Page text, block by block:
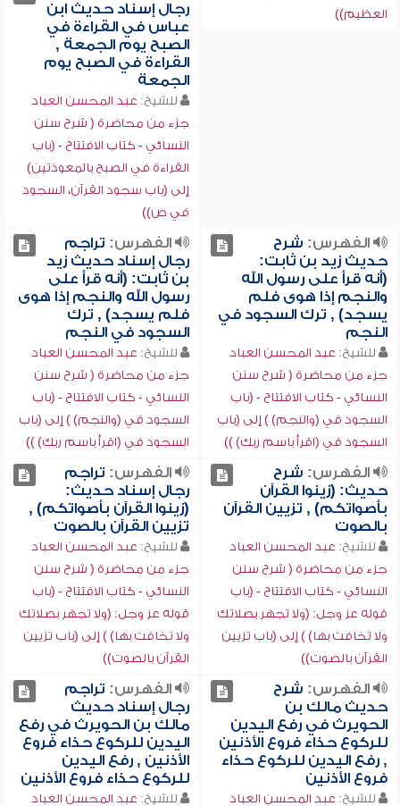
العظيم))
رجال إسناد حديث ابن
عباس في القراءة في
الصبح يوم الجمعة ,
القراءة في الصبح يوم
الجمعة
للشيخ: عبد المحسن العباد
جزء من محاضرة ( شرح سنن
النسائي - كتاب الافتتاح - (باب
القراءة في الصبح بالمعوذتين)
إلى (باب سجود القرآن، السجود
في ص))
الفهرس: شرح
حديث زيد بن ثابت:
(أنه قرأ على رسول الله
والنجم إذا هوى فلم
يسجد) , ترك السجود في
النجم
للشيخ: عبد المحسن العباد
جزء من محاضرة ( شرح سنن
النسائي - كتاب الافتتاح - (باب
السجود في (والنجم) ) إلى (باب
السجود في (اقرأ باسم ربك) ))
الفهرس: تراجم
رجال إسناد حديث زيد
بن ثابت: (أنه قرأ على
رسول الله والنجم إذا هوى
فلم يسجد) , ترك
السجود في النجم
للشيخ: عبد المحسن العباد
جزء من محاضرة ( شرح سنن
النسائي - كتاب الافتتاح - (باب
السجود في (والنجم) ) إلى (باب
السجود في (اقرأ باسم ربك) ))
الفهرس: شرح
حديث: (زينوا القرآن
بأصواتكم) , تزيين القرآن
بالصوت
للشيخ: عبد المحسن العباد
جزء من محاضرة ( شرح سنن
النسائي - كتاب الافتتاح - (باب
قوله عز وجل: (ولا تجهر بصلاتك
ولا تخافت بها) ) إلى (باب تزيين
القرآن بالصوت))
الفهرس: تراجم
رجال إسناد حديث:
(زينوا القرآن بأصواتكم) ,
تزيين القرآن بالصوت
للشيخ: عبد المحسن العباد
جزء من محاضرة ( شرح سنن
النسائي - كتاب الافتتاح - (باب
قوله عز وجل: (ولا تجهر بصلاتك
ولا تخافت بها) ) إلى (باب تزيين
القرآن بالصوت))
الفهرس: شرح
حديث مالك بن
الحويرث في رفع اليدين
للركوع حذاء فروع الأذنين
, رفع اليدين للركوع حذاء
فروع الأذنين
للشيخ: عبد المحسن العباد
الفهرس: تراجم
رجال إسناد حديث
مالك بن الحويرث في رفع
اليدين للركوع حذاء فروع
الأذنين , رفع اليدين
للركوع حذاء فروع الأذنين
للشيخ: عبد المحسن العباد